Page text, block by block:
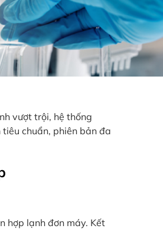
vượt trội, hệ thống
chuẩn, phiên bản đa
hợp lạnh đơn máy. Kết